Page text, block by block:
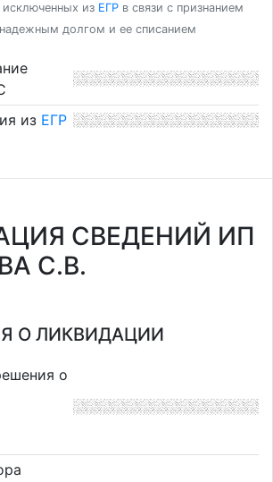
из ЕГР в связи с признанием
долгом и ее списанием
из ЕГР
СВЕДЕНИЙ ИП
С.В.
О ЛИКВИДАЦИИ
о